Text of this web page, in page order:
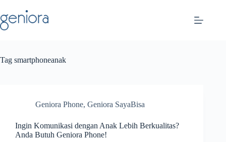
to
content
Tag smartphoneanak
Geniora Phone, Geniora SayaBisa
Ingin Komunikasi dengan Anak Lebih Berkualitas?
Anda Butuh Geniora Phone!